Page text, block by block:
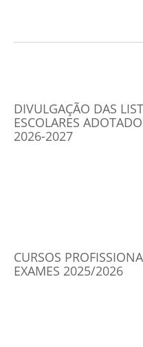
DIVULGAÇÃO DAS
ESCOLARES
2026-2027
CURSOS
EXAMES 2025/2026